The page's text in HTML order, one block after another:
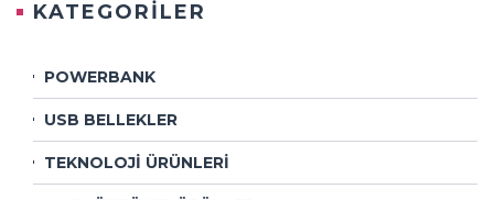
KATEGORİLER
POWERBANK
USB BELLEKLER
TEKNOLOJİ ÜRÜNLERİ